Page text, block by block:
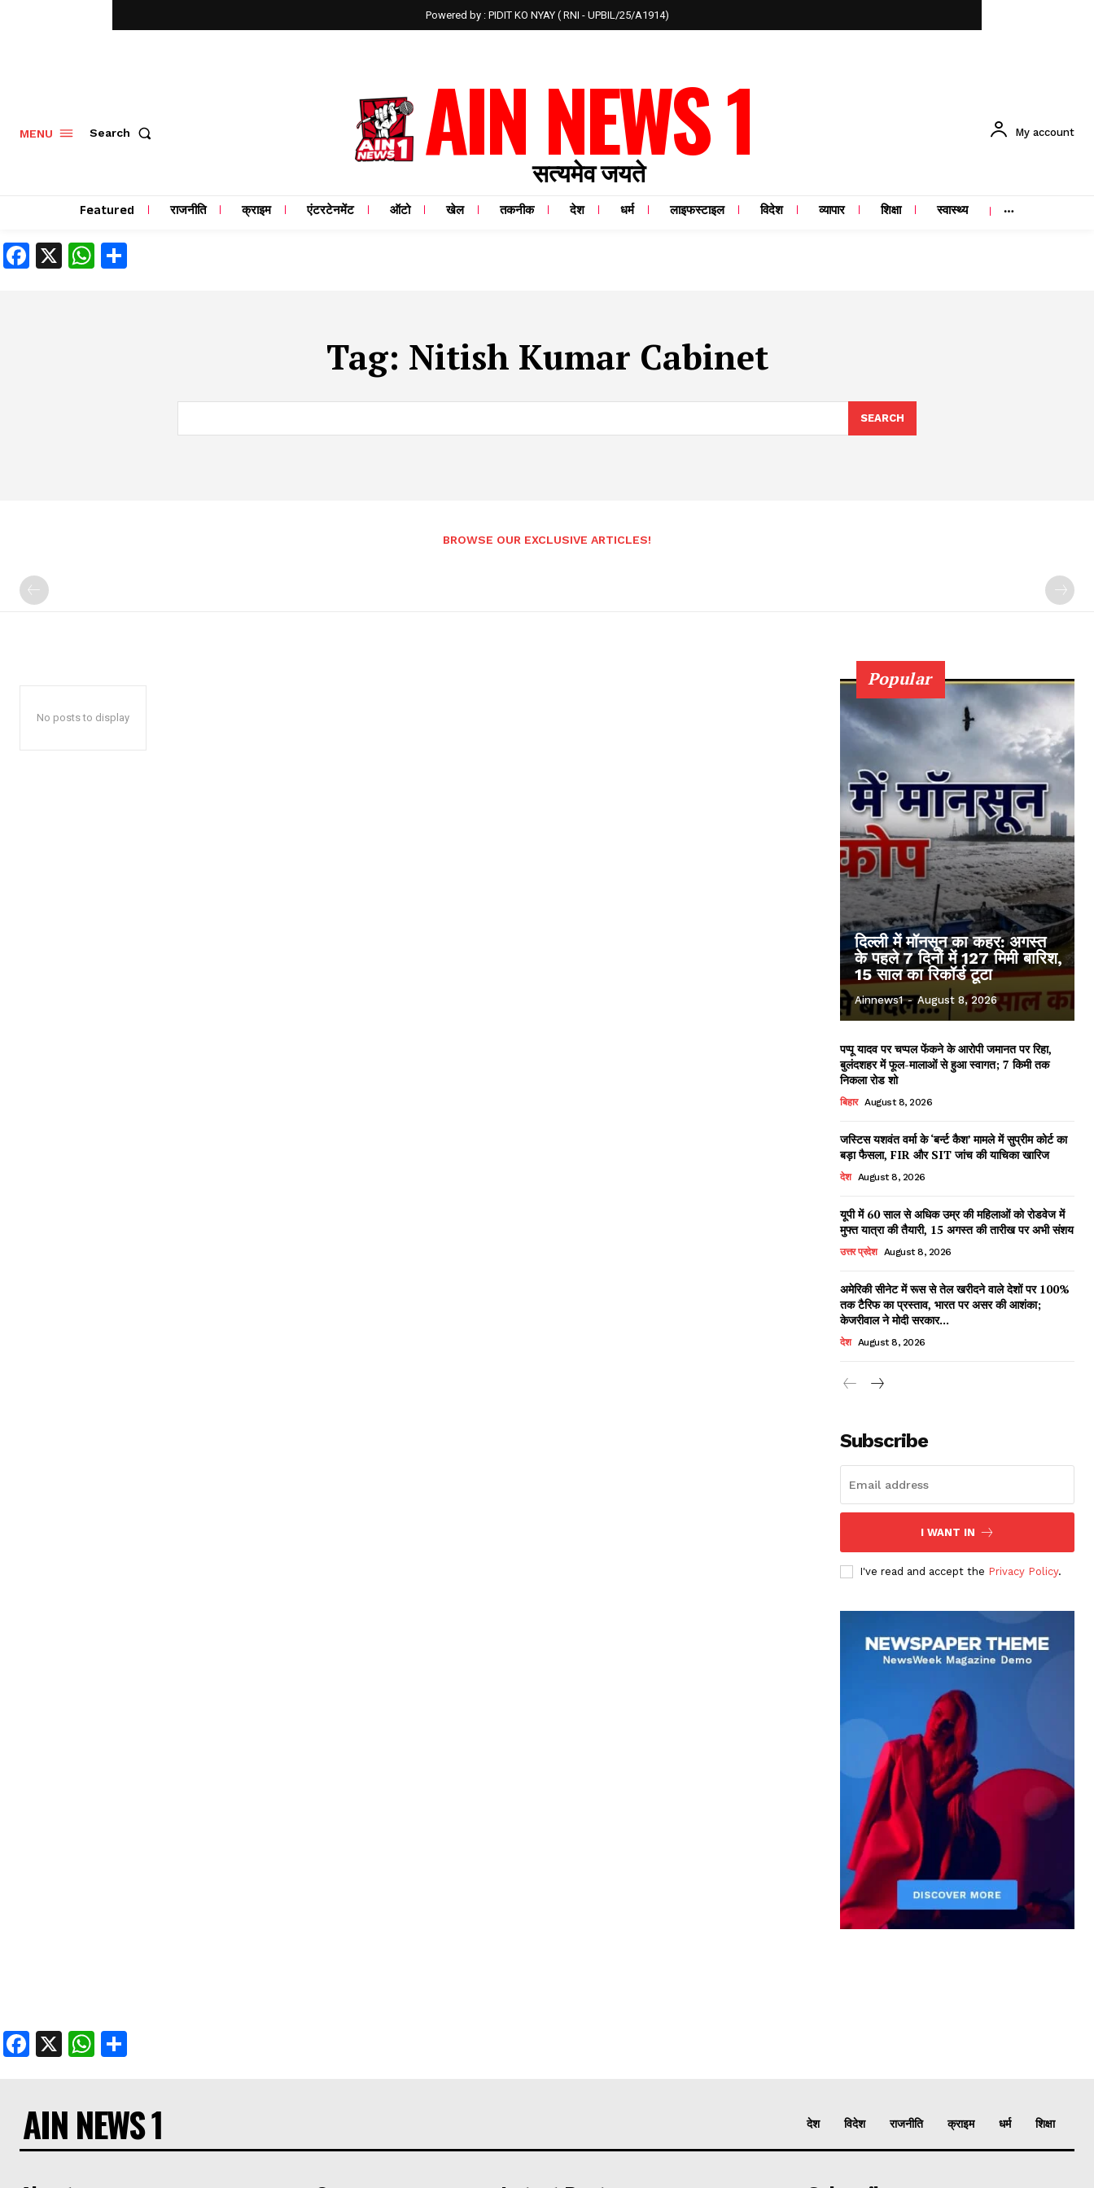
Powered by : PIDIT KO NYAY ( RNI - UPBIL/25/A1914)
MENU Search AIN NEWS 1
सत्यमेव जयते
My account
Featured राजनीति क्राइम एंटरटेनमेंट ऑटो खेल तकनीक देश धर्म लाइफस्टाइल विदेश व्यापार शिक्षा स्वास्थ्य
Facebook
X WhatsApp
Tag: Nitish Kumar Cabinet
SEARCH
BROWSE OUR EXCLUSIVE ARTICLES!
No posts to display
Popular
दिल्ली में मॉनसून का कहर: अगस्त
के पहले 7 दिनों में 127 मिमी बारिश,
15 साल का रिकॉर्ड टूटा
Ainnews1 - August 8, 2026
पप्पू यादव पर चप्पल फेंकने के आरोपी जमानत पर रिहा,
बुलंदशहर में फूल-मालाओं से हुआ स्वागत; 7 किमी तक
निकला रोड शो
बिहार August 8, 2026
जस्टिस यशवंत वर्मा के ‘बर्न्ट कैश’ मामले में सुप्रीम कोर्ट का
बड़ा फैसला, FIR और SIT जांच की याचिका खारिज
देश August 8, 2026
यूपी में 60 साल से अधिक उम्र की महिलाओं को रोडवेज में
मुफ्त यात्रा की तैयारी, 15 अगस्त की तारीख पर अभी संशय
उत्तर प्रदेश August 8, 2026
अमेरिकी सीनेट में रूस से तेल खरीदने वाले देशों पर 100%
तक टैरिफ का प्रस्ताव, भारत पर असर की आशंका;
केजरीवाल ने मोदी सरकार...
देश August 8, 2026
Subscribe
I WANT IN
I've read and accept the Privacy Policy.
Facebook
X WhatsApp
AIN NEWS 1 देश विदेश राजनीति क्राइम धर्म शिक्षा